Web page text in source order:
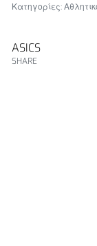
Κατηγορίες:
ASICS
SHARE